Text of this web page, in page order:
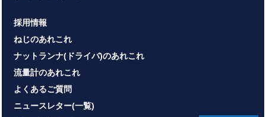
採用情報
ねじのあれこれ
ナットランナ(ドライバ)のあれこれ
流量計のあれこれ
よくあるご質問
ニュースレター(一覧)